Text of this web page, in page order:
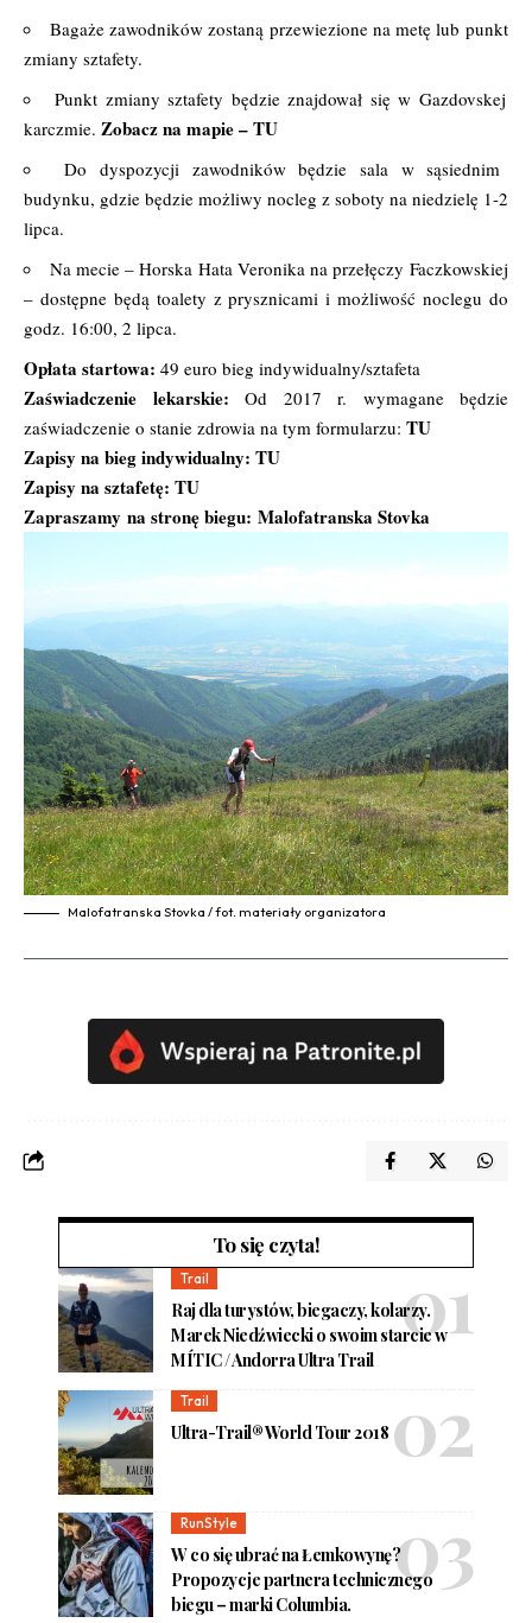
Bagaże zawodników zostaną przewiezione na metę lub punkt
zmiany sztafety.
Punkt zmiany sztafety będzie znajdował się w Gazdovskej
karczmie. Zobacz na mapie –TU
Do dyspozycji zawodników będzie sala w sąsiednim
budynku, gdzie będzie możliwy nocleg z soboty na niedzielę 1-2
lipca.
Na mecie – Horska Hata Veronika na przełęczy Faczkowskiej
– dostępne będą toalety z prysznicami i możliwość noclegu do
godz. 16:00, 2 lipca.
Opłata startowa: 49 euro bieg indywidualny/sztafeta
Zaświadczenie lekarskie: Od 2017 r. wymagane będzie
zaświadczenie o stanie zdrowia na tym formularzu: TU
Zapisy na bieg indywidualny: TU
Zapisy na sztafetę: TU
Zapraszamy na stronę biegu: Malofatranska Stovka
Malofatranska Stovka / fot. materiały organizatora
To się czyta!
Trail
Raj dla turystów, biegaczy, kolarzy.
Marek Niedźwiecki o swoim starcie w
MÍTIC / Andorra Ultra Trail
Trail
Ultra-Trail® World Tour 2018
RunStyle
W co się ubrać na Łemkowynę?
Propozycje partnera technicznego
biegu – marki Columbia.